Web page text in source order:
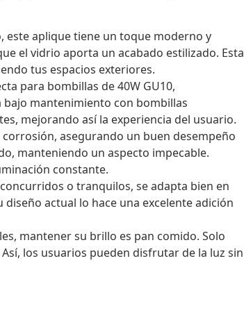
este aplique tiene un toque moderno y
el vidrio aporta un acabado estilizado. Esta
tus espacios exteriores.
para bombillas de 40W GU10,
mantenimiento con bombillas
mejorando así la experiencia del usuario.
asegurando un buen desempeño
manteniendo un aspecto impecable.
constante.
o tranquilos, se adapta bien en
actual lo hace una excelente adición
mantener su brillo es pan comido. Solo
los usuarios pueden disfrutar de la luz sin